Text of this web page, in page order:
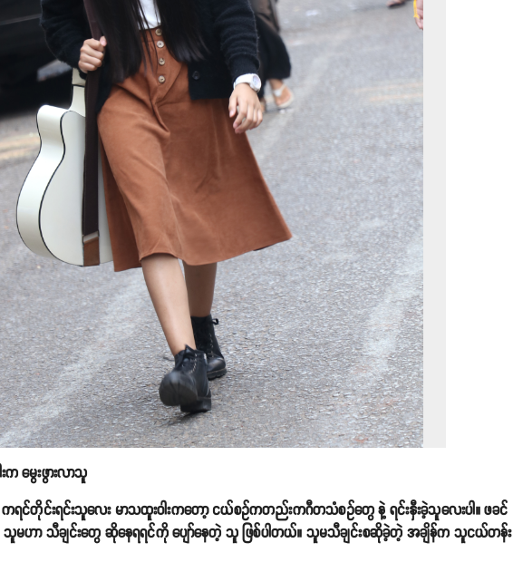
မွေးဖွားလာသူ
သူ ကရင်တိုင်းရင်းသူလေး မာသထူးဝါးကတော့ ငယ်စဥ်ကတည်းကဂီတသံစဥ်တွေ နဲ့ ရင်းနှီးခဲ့သူလေးပါ။ ဖခင်
မဟာ သီချင်းတွေ ဆိုနေရရင်ကို ပျော်နေတဲ့ သူ ဖြစ်ပါတယ်။ သူမသီချင်းစဆိုခဲ့တဲ့ အချိန်က သူငယ်တန်း